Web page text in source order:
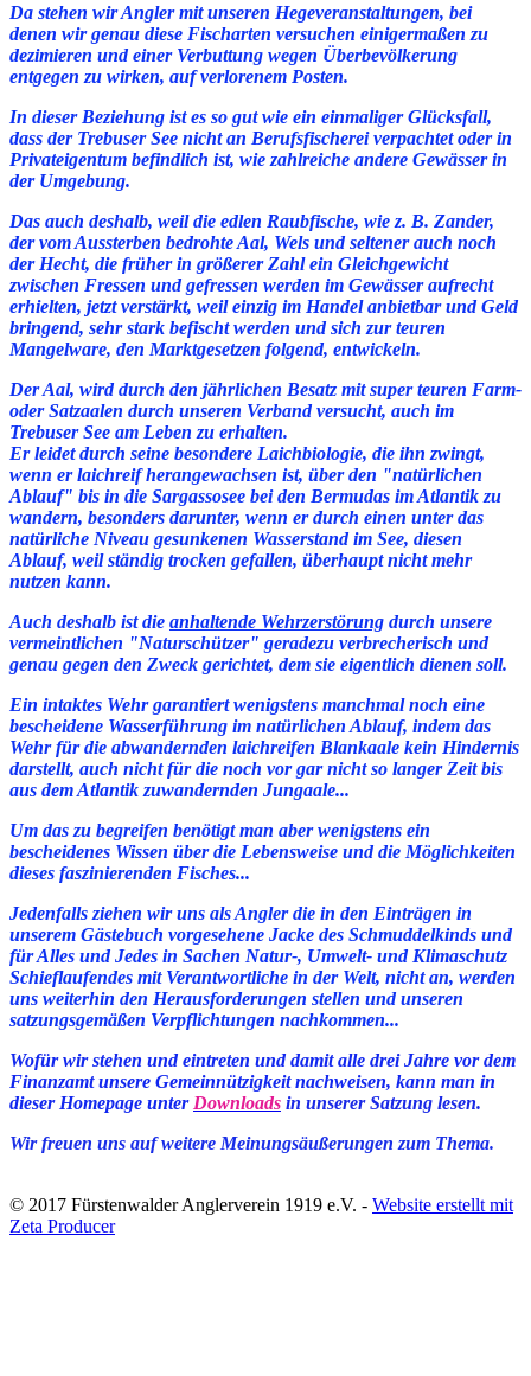
Da stehen wir Angler mit unseren Hegeveranstaltungen, bei
denen wir genau diese Fischarten versuchen einigermaßen zu
dezimieren und einer Verbuttung wegen Überbevölkerung
entgegen zu wirken, auf verlorenem Posten.
In dieser Beziehung ist es so gut wie ein einmaliger Glücksfall,
dass der Trebuser See nicht an Berufsfischerei verpachtet oder in
Privateigentum befindlich ist, wie zahlreiche andere Gewässer in
der Umgebung.
Das auch deshalb, weil die edlen Raubfische, wie z. B. Zander,
der vom Aussterben bedrohte Aal, Wels und seltener auch noch
der Hecht, die früher in größerer Zahl ein Gleichgewicht
zwischen Fressen und gefressen werden im Gewässer aufrecht
erhielten, jetzt verstärkt, weil einzig im Handel anbietbar und Geld
bringend, sehr stark befischt werden und sich zur teuren
Mangelware, den Marktgesetzen folgend, entwickeln.
Der Aal, wirddurch den jährlichen Besatz mit super teuren Farm-
oder Satzaalen durch unseren Verband versucht, auch im
Trebuser See am Leben zu erhalten.
Er leidet durch seine besondere Laichbiologie, die ihn zwingt,
wenn er laichreif herangewachsen ist, über den "natürlichen
Ablauf" bis in die Sargassosee bei den Bermudas im Atlantik zu
wandern, besonders darunter, wenn er durch einen unter das
natürliche Niveau gesunkenen Wasserstand im See, diesen
Ablauf, weil ständig trocken gefallen, überhaupt nicht mehr
nutzen kann.
Auch deshalb ist die anhaltende Wehrzerstörung durch unsere
vermeintlichen "Naturschützer" geradezu verbrecherisch und
genau gegen den Zweck gerichtet, dem sie eigentlich dienen soll.
Ein intaktes Wehr garantiert wenigstens manchmal noch eine
bescheidene Wasserführung im natürlichen Ablauf, indem das
Wehr für die abwandernden laichreifen Blankaale kein Hindernis
darstellt, auch nicht für die noch vor gar nicht so langer Zeit bis
aus dem Atlantik zuwandernden Jungaale...
Um das zu begreifen benötigt man aber wenigstens ein
bescheidenes Wissen über die Lebensweise und die Möglichkeiten
dieses faszinierenden Fisches...
Jedenfalls ziehen wir uns als Angler die in den Einträgen in
unserem Gästebuch vorgesehene Jacke des Schmuddelkinds und
für Alles und Jedes in Sachen Natur-, Umwelt- und Klimaschutz
Schieflaufendes mit Verantwortliche in der Welt, nicht an, werden
uns weiterhin den Herausforderungen stellen und unseren
satzungsgemäßen Verpflichtungen nachkommen...
Wofür wir stehen und eintreten und damit alle drei Jahre vor dem
Finanzamt unsere Gemeinnützigkeit nachweisen, kann man in
dieser Homepage unter Downloads in unserer Satzung lesen.
Wir freuen uns auf weitere Meinungsäußerungen zum Thema.
© 2017 Fürstenwalder Anglerverein 1919 e.V. - Website erstellt mit
Zeta Producer